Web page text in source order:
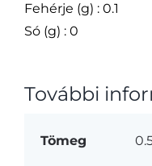
Fehérje (g) : 0.1
Só (g) : 0
További
Tömeg